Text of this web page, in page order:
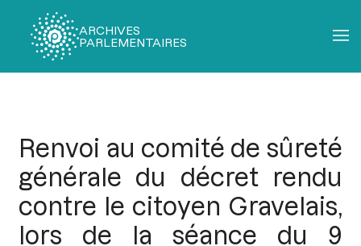
ARCHIVES
PARLEMENTAIRES
Renvoi au comité de sûreté
générale du décret rendu
contre le citoyen Gravelais,
lors de la séance du 9